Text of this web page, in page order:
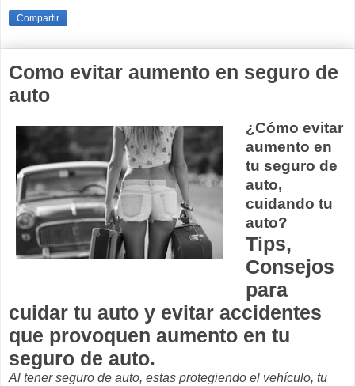
Compartir
Como evitar aumento en seguro de
auto
¿Cómo evitar
aumento en
tu seguro de
auto,
cuidando tu
auto?
Tips,
Consejos
para
cuidar tu auto y evitar accidentes
que provoquen aumento en tu
seguro de auto.
Al tener seguro de auto, estas protegiendo el vehículo, tu